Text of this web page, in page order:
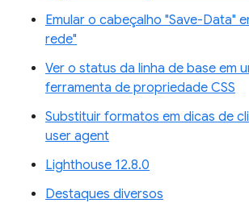
Emular o cabeçalho "Save-Data"
rede"
Ver o status da linha de base em
ferramenta de propriedade CSS
Substituir formatos em dicas de
user agent
Lighthouse 12.8.0
Destaques diversos